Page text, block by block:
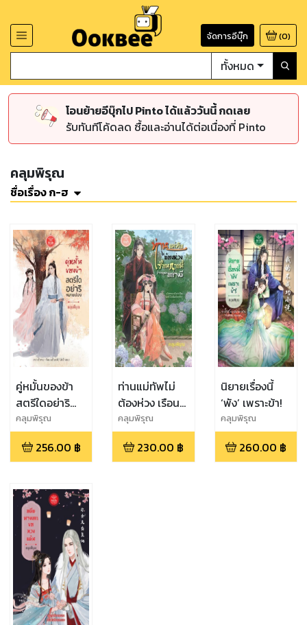
จัดการอีบุ๊ก (0)
ทั้งหมด
โอนย้ายอีบุ๊กไป Pinto ได้แล้ววันนี้ กดเลย
รับทันทีโค้ดลด ซื้อและอ่านได้ต่อเนื่องที่ Pinto
คลุมพิรุณ
ชื่อเรื่อง ก-ฮ
คู่หมั้นของข้า
สตรีใดอย่าริ
หมายปอง
คลุมพิรุณ
256.00 ฿
ท่านแม่ทัพไม่
ต้องห่วง เรือน
กายนี้ข้าจะดูแล
อย่างดี
คลุมพิรุณ
230.00 ฿
นิยายเรื่องนี้
‘พัง’ เพราะข้า!
คลุมพิรุณ
260.00 ฿